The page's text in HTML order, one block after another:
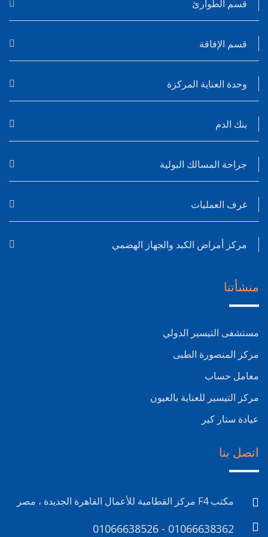
قسم الطوارئ
قسم الإفاقة
وحدة العناية المركزة
بنك الدم
جراحة المسالك البولية
غرف العمليات
مركز أمراض الكبد والجهاز الهضمي
منشأتنا
مستشفى التيسير الدولي
مركز المنصورة الطبى
معامل حساب
مركز التيسير للعناية بالعيون
عيادة ستار كير
اتصل بنا
مكتب F4 مركز القطامية للأعمال القاهرة الجديدة ، مصر
01066638526 - 01066638362